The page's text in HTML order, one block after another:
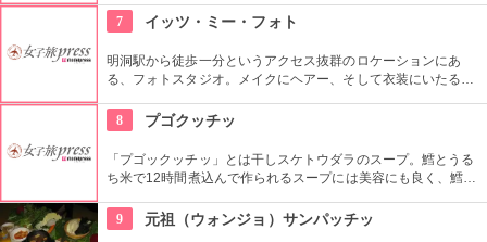
男性や小さな子供用の衣装も沢山あり、カップル写真に家族写
真、友達同士の記念にもってこい。
7 イッツ・ミー・フォト
明洞駅から徒歩一分というアクセス抜群のロケーションにあ
る、フォトスタジオ。メイクにヘアー、そして衣装にいたるま
影して作品を持ち帰ることができる。国内外多くの方から支持
を受けており、様々なメディアに取り上げられている有名店。
8 プゴクッチッ
「プゴックッチッ」とは干しスケトウダラのスープ。鱈とうる
ち米で12時間煮込んで作られるスープには美容にも良く、鱈の
味のスープは朝食にお勧めです。
9 元祖（ウォンジョ）サンパッチッ